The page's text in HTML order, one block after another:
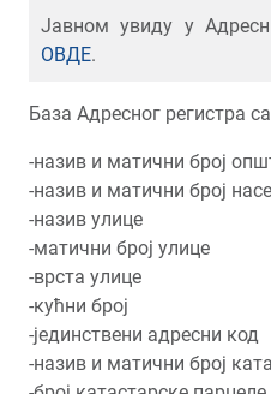
Јавном увиду у
ОВДЕ.
База Адресног регистра
-назив и матични број
-назив и матични број
-назив улице
-матични број улице
-врста улице
-кућни број
-јединствени адресни код
-назив и матични број